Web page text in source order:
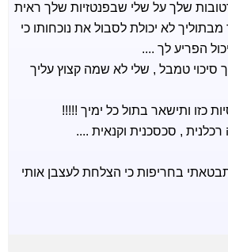
שלך על שלי שבפנטזיות שלך ראית
לא יכולת לסבול את נוכחותו כי
הפריע לך ....
סיכוי טמבל , שלי לא שמה קצוץ עליך
כזו ותישאר בתול כל ימיך !!!!!
, סכסכנית וקנאית ....
בחריפות כי הצלחת לעצבן אותי